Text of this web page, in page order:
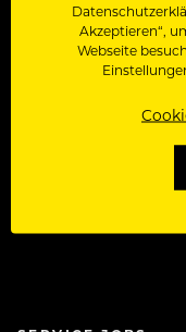
Akzeptieren“,
Webseite